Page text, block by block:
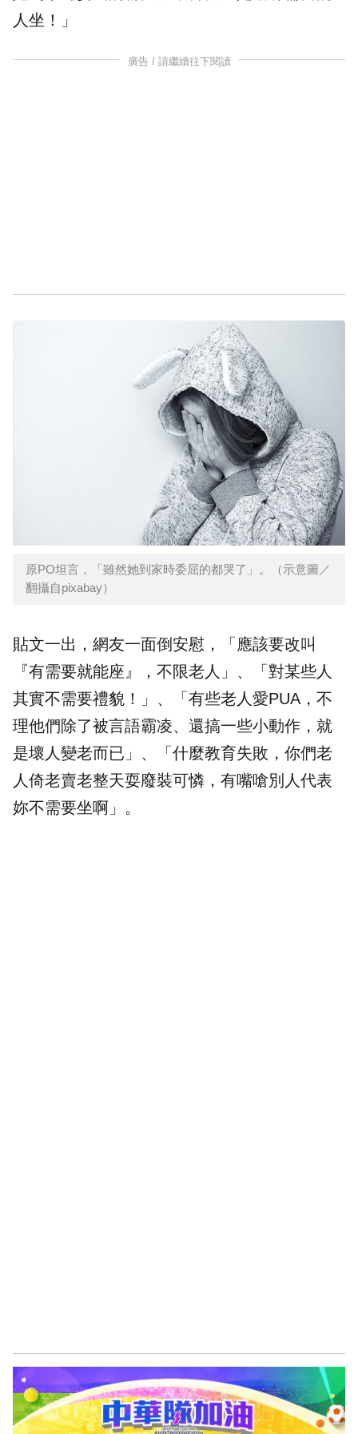
人坐！」
廣告 / 請繼續往下閱讀
原PO坦言，「雖然她到家時委屈的都哭了」。（示意圖／
翻攝自pixabay）
貼文一出，網友一面倒安慰，「應該要改叫
『有需要就能座』，不限老人」、「對某些人
其實不需要禮貌！」、「有些老人愛PUA，不
理他們除了被言語霸凌、還搞一些小動作，就
是壞人變老而已」、「什麼教育失敗，你們老
人倚老賣老整天耍廢裝可憐，有嘴嗆別人代表
妳不需要坐啊」。